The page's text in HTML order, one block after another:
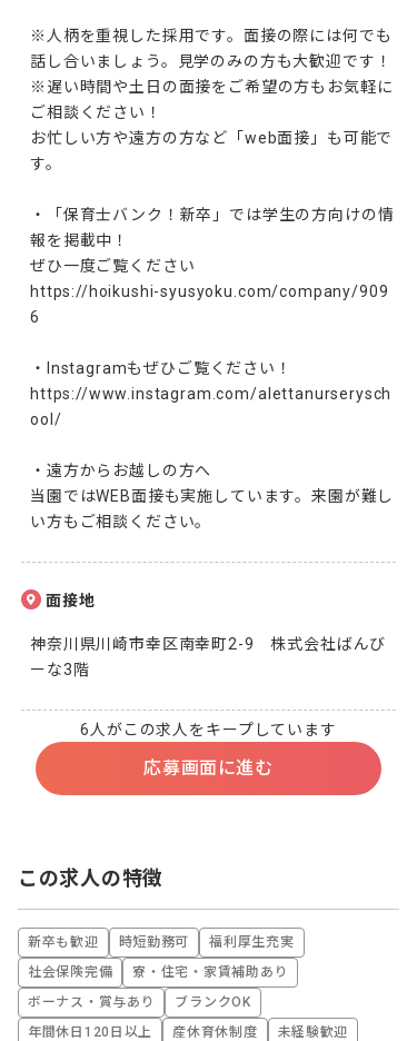
※人柄を重視した採用です。面接の際には何でも
話し合いましょう。見学のみの方も大歓迎です！
※遅い時間や土日の面接をご希望の方もお気軽に
ご相談ください！
お忙しい方や遠方の方など「web面接」も可能で
す。
・「保育士バンク！新卒」では学生の方向けの情
報を掲載中！
ぜひ一度ご覧ください
https://hoikushi-syusyoku.com/company/909
6
・Instagramもぜひご覧ください！
https://www.instagram.com/alettanurserysch
ool/
・遠方からお越しの方へ
当園ではWEB面接も実施しています。来園が難し
い方もご相談ください。
面接地
神奈川県川崎市幸区南幸町2-9　株式会社ばんび
ーな3階
6人がこの求人をキープしています
応募画面に進む
この求人の特徴
新卒も歓迎 時短勤務可
福利厚生充実
社会保険完備
寮・住宅・家賃補助あり
ボーナス・賞与あり
ブランクOK
年間休日120日以上
産休育休制度
未経験歓迎